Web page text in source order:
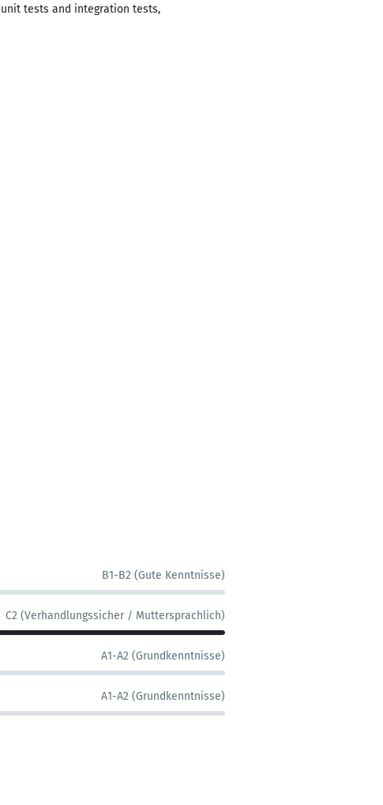
tests and integration tests,
B1-B2 (Gute Kenntnisse)
C2 (Verhandlungssicher / Muttersprachlich)
A1-A2 (Grundkenntnisse)
A1-A2 (Grundkenntnisse)